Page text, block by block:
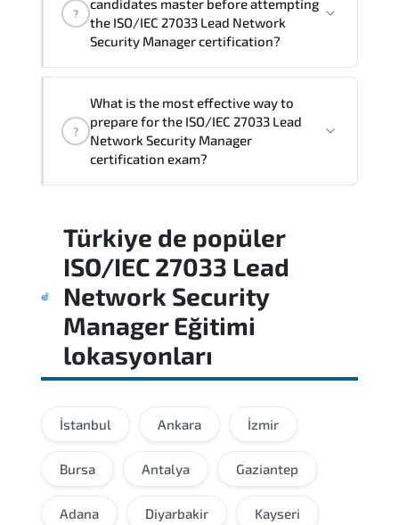
?
candidates master before attempting
the ISO/IEC 27033 Lead Network
Security Manager certification?
conceptual understanding and hands-on
capability through structured objectives
mapped to real operational
?
What is the most effective way to
prepare for the ISO/IEC 27033 Lead
Network Security Manager
certification exam?
applied scenarios is key to achieving a
passing score.
Türkiye de popüler
ISO/IEC 27033 Lead
Network Security
Manager Eğitimi
lokasyonları
İstanbul Ankara İzmir
Bursa Antalya Gaziantep
Adana Diyarbakir Kayseri